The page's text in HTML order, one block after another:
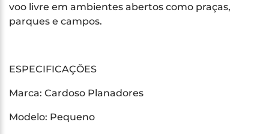
voo livre em ambientes abertos como praças,
parques e campos.
ESPECIFICAÇÕES
Marca: Cardoso Planadores
Modelo: Pequeno